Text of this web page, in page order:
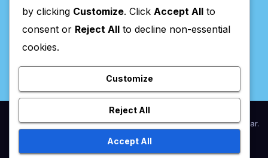
Valpaços Online
Proudly powered by WordPress|Theme:NewsupbyThemeansar.
HomeAnunciar / AssinaturasEstatuto EditorialFicha Técnica
by clicking Customize. Click Accept All to
consent or Reject All to decline non-essential
cookies.
Customize
Reject All
Accept All